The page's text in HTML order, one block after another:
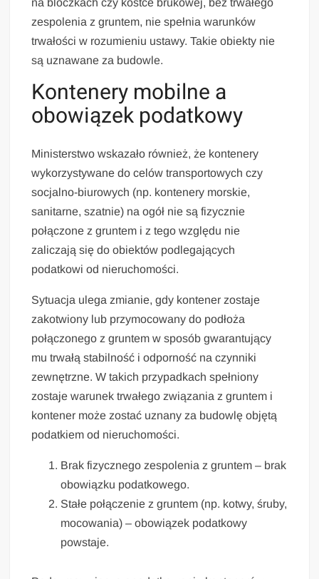
zespolenia z gruntem, nie spełnia warunków
trwałości w rozumieniu ustawy. Takie obiekty nie
są uznawane za budowle.
Kontenery mobilne a
obowiązek podatkowy
Ministerstwo wskazało również, że kontenery
wykorzystywane do celów transportowych czy
socjalno-biurowych (np. kontenery morskie,
sanitarne, szatnie) na ogół nie są fizycznie
połączone z gruntem i z tego względu nie
zaliczają się do obiektów podlegających
podatkowi od nieruchomości.
Sytuacja ulega zmianie, gdy kontener zostaje
zakotwiony lub przymocowany do podłoża
połączonego z gruntem w sposób gwarantujący
mu trwałą stabilność i odporność na czynniki
zewnętrzne. W takich przypadkach spełniony
zostaje warunek trwałego związania z gruntem i
kontener może zostać uznany za budowlę objętą
podatkiem od nieruchomości.
Brak fizycznego zespolenia z gruntem – brak
obowiązku podatkowego.
Stałe połączenie z gruntem (np. kotwy, śruby,
mocowania) – obowiązek podatkowy
powstaje.